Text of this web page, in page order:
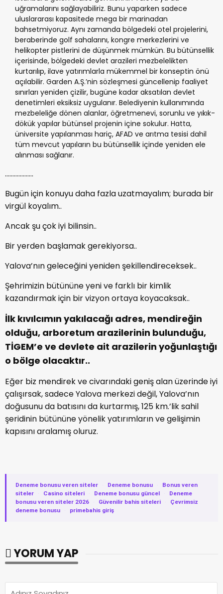
uğramalarını sağlayabiliriz. Bunu yaparken sadece
uluslararası kapasitede mega bir marinadan
bahsetmiyoruz. Aynı zamanda bölgedeki otel projelerini,
beraberinde golf sahalarını, kongre merkezlerini ve
helikopter pistlerini de düşünmek mümkün. Bu bütünsellik
içerisinde, bölgedeki devlet arazileri mezbelelikten
kurtarılıp, ilave yatırımlarla mükemmel bir konseptin önü
açılabilir. Garden A.Ş.’nin sözleşmesi güncellenip faaliyet
sınırları yeniden çizilir, bugüne kadar aksatılan devlet
denetimleri eksiksiz uygulanır. Belediyenin kullanımında
mezbeleliğe dönen alanlar, öğretmenevi, sorunlu ve yıkık-
dökük yapılar bütünsel projenin içine sokulur. Hatta,
üniversite yapılanması hariç, AFAD ve arıtma tesisi dahil
tüm mevcut yapıların bu bütünsellik içinde yeniden ele
alınması sağlanır.
……………….
Bugün için konuyu daha fazla uzatmayalım; burada bir
virgül koyalım..
Ancak şu çok iyi bilinsin..
Bir yerden başlamak gerekiyorsa..
Yalova’nın geleceğini yeniden şekillendireceksek..
Şehrimizin bütününe yeni ve farklı bir kimlik
kazandırmak için bir vizyon ortaya koyacaksak..
İlk kıvılcımın yakılacağı adres, mendireğin
olduğu, arboretum arazilerinin bulunduğu,
TİGEM’e ve devlete ait arazilerin yoğunlaştığı
o bölge olacaktır..
Eğer biz mendirek ve civarındaki geniş alan üzerinde iyi
çalışırsak, sadece Yalova merkezi değil, Yalova’nın
doğusunu da batısını da kurtarmış, 125 km.’lik sahil
şeridinin bütününe yönelik yatırımların ve gelişimin
kapısını aralamış oluruz.
Deneme bonusu veren siteler · Deneme bonusu ·
Bonus veren
siteler
· Casino siteleri · Deneme bonusu güncel ·
Deneme
bonusu veren siteler 2026
· Güvenilir bahis siteleri ·
Çevrimsiz
deneme bonusu
· primebahis giriş
YORUM YAP